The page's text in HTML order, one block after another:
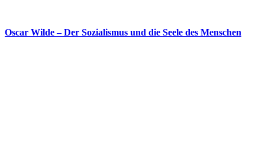
Oscar Wilde – Der Sozialismus und die Seele des Menschen